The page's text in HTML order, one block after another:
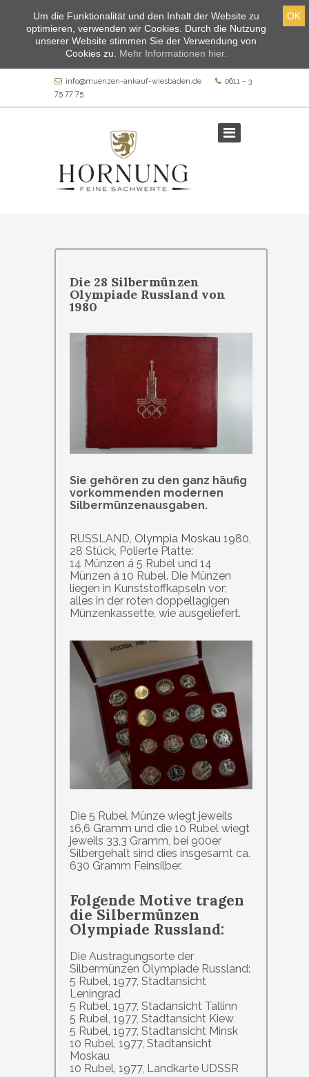
Um die Funktionalität und den Inhalt der Website zu
optimieren, verwenden wir Cookies. Durch die Nutzung
unserer Website stimmen Sie der Verwendung von
Cookies zu.
Mehr Informationen hier.
OK
info@muenzen-ankauf-wiesbaden.de
0611 – 3
75 77 75
Die 28 Silbermünzen
Olympiade Russland von
1980
Sie gehören zu den ganz häufig
vorkommenden modernen
Silbermünzenausgaben.
RUSSLAND, Olympia Moskau 1980,
28 Stück, Polierte Platte:
14 Münzen á 5 Rubel und 14
Münzen á 10 Rubel. Die Münzen
liegen in Kunststoffkapseln vor;
alles in der roten doppellagigen
Münzenkassette, wie ausgeliefert.
Die 5 Rubel Münze wiegt jeweils
16,6 Gramm und die 10 Rubel wiegt
jeweils 33,3 Gramm, bei 900er
Silbergehalt sind dies insgesamt ca.
630 Gramm Feinsilber.
Folgende Motive tragen
die Silbermünzen
Olympiade Russland:
Die Austragungsorte der
Silbermünzen Olympiade Russland:
5 Rubel, 1977, Stadtansicht
Leningrad
5 Rubel, 1977, Stadansicht Tallinn
5 Rubel, 1977, Stadtansicht Kiew
5 Rubel, 1977, Stadtansicht Minsk
10 Rubel, 1977, Stadtansicht
Moskau
10 Rubel, 1977, Landkarte UDSSR